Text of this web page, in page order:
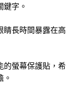
字。
睛長時間暴露在高
的螢幕保護貼，希